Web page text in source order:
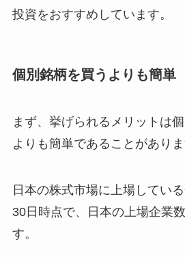
投資をおすすめしています。
個別銘柄を買うよりも簡単
まず、挙げられるメリットは
よりも簡単であることがありま
日本の株式市場に上場してい
30日時点で、日本の上場企業
す。